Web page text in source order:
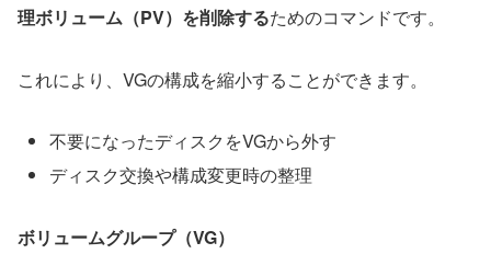
理ボリューム（PV）を削除するためのコマンドです。
これにより、VGの構成を縮小することができます。
不要になったディスクをVGから外す
ディスク交換や構成変更時の整理
ボリュームグループ（VG）